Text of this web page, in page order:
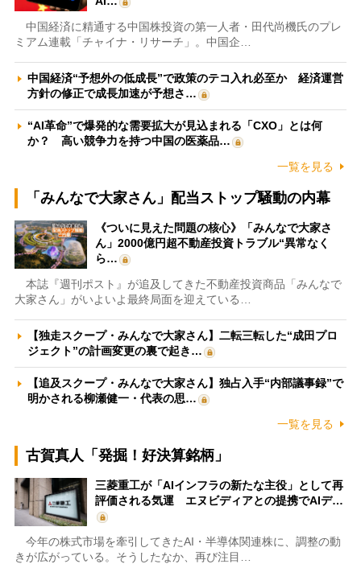
中国経済に精通する中国株投資の第一人者・田代尚機氏のプレ
ミアム連載「チャイナ・リサーチ」。中国企…
中国経済“予想外の低成長”で政策のテコ入れ必至か 経済運営
方針の修正で成長加速が予想さ…
“AI革命”で爆発的な需要拡大が見込まれる「CXO」とは何
か？ 高い競争力を持つ中国の医薬品…
一覧を見る
「みんなで大家さん」配当ストップ騒動の内幕
《ついに見えた問題の核心》「みんなで大家さ
ん」2000億円超不動産投資トラブル“異常なく
ら…
本誌『週刊ポスト』が追及してきた不動産投資商品「みんなで
大家さん」がいよいよ最終局面を迎えている…
【独走スクープ・みんなで大家さん】二転三転した“成田プロ
ジェクト”の計画変更の裏で起き…
【追及スクープ・みんなで大家さん】独占入手“内部議事録”で
明かされる柳瀬健一・代表の思…
一覧を見る
古賀真人「発掘！好決算銘柄」
三菱重工が「AIインフラの新たな主役」として再
評価される気運 エヌビディアとの提携でAIデ…
今年の株式市場を牽引してきたAI・半導体関連株に、調整の動
きが広がっている。そうしたなか、再び注目…